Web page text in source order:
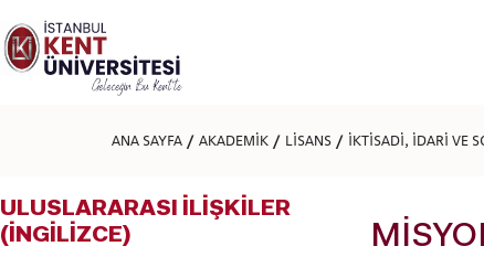
dikkat:
Bu
web
sitesini,
ekran
okuyucu
ANA SAYFA AKADEMİK LİSANS İKTİSADİ, İDARİ VE
ULUSLARARASI İLİŞKİLER
(İNGİLİZCE)